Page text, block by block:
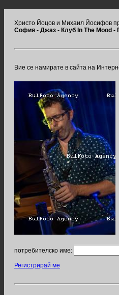
Христо Йоцов и Михаил Йосифов
София - Джаз - Клуб In The Mood
Вие се намирате в сайта на
потребителско име:
Регистрирай ме